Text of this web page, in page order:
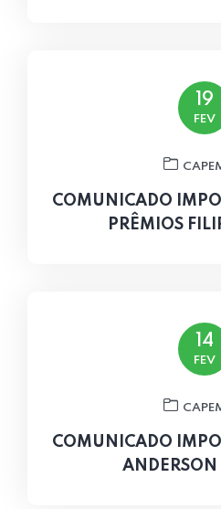
19
FEV
COMUNICADO
PRÊMIOS
14
FEV
COMUNICADO